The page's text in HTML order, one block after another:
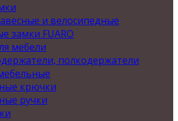
и велосипедные
замки FUARO
мебели
полкодержатели
крючки
ручки